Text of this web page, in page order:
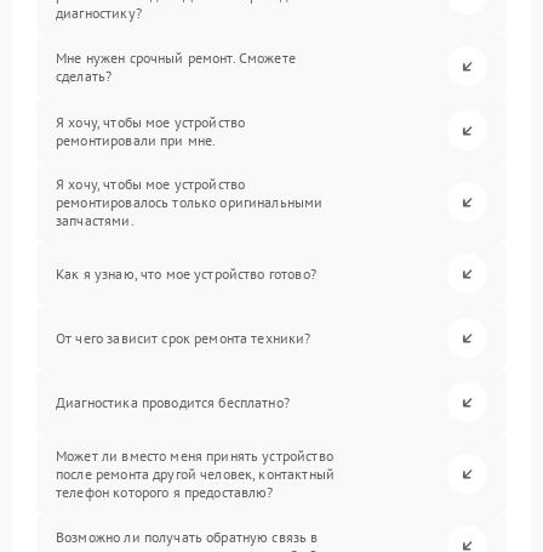
диагностику?
Мне нужен срочный ремонт. Сможете
сделать?
Я хочу, чтобы мое устройство
ремонтировали при мне.
Я хочу, чтобы мое устройство
ремонтировалось только оригинальными
запчастями.
Как я узнаю, что мое устройство готово?
От чего зависит срок ремонта техники?
Диагностика проводится бесплатно?
Может ли вместо меня принять устройство
после ремонта другой человек, контактный
телефон которого я предоставлю?
Возможно ли получать обратную связь в